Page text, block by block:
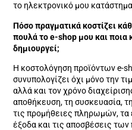
το ηλεκτρονικό μου
Πόσο πραγματικά κοστίζει
πουλά τοe-shop μου και ποια
δημιουργεί;
Η κοστολόγηση προϊόντων e-
συνυπολογίζει όχι μόνο την
αλλά και τον χρόνο
αποθήκευση, τη συσκευασία,
τις προμήθειες πληρωμών, τα
έξοδα και τις αποσβέσεις των